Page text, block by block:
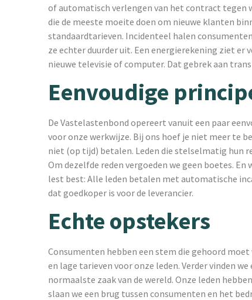
of automatisch verlengen van het contract tegen
die de meeste moeite doen om nieuwe klanten
standaardtarieven. Incidenteel halen
ze echter duurder uit. Een energierekening ziet er
nieuwe televisie of computer. Dat gebrek aan
Eenvoudige
De Vastelastenbond opereert vanuit een paar
voor onze werkwijze. Bij ons hoef je niet meer te
niet (op tijd) betalen. Leden die stelselmatig hun
Om dezelfde reden vergoeden we geen boetes.
lest best: Alle leden betalen met automatische
dat goedkoper is voor de leverancier.
Echte opstekers
Consumenten hebben een stem die gehoord
en lage tarieven voor onze leden. Verder vinden
normaalste zaak van de wereld. Onze leden
slaan we een brug tussen consumenten en het